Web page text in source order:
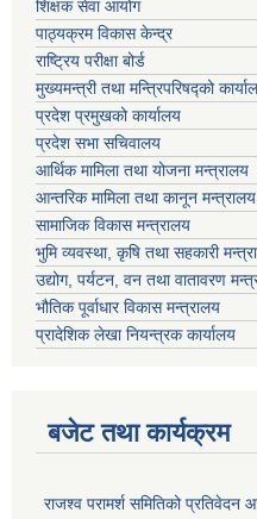
शिक्षक सेवा आयोग
पाठ्यक्रम विकास केन्द्र
राष्ट्रिय परीक्षा बोर्ड
मुख्यमन्त्री तथा मन्त्रिपरिषद्को
प्रदेश प्रमुखको कार्यालय
प्रदेश सभा सचिवालय
आर्थिक मामिला तथा योजना मन्त्रालय
आन्तरिक मामिला तथा कानून मन्त्रालय
सामाजिक विकास मन्त्रालय
भुमि व्यवस्था, कृषि तथा सहकारी
उद्योग, पर्यटन, वन तथा वातावरण
भौतिक पूर्वाधार विकास मन्त्रालय
प्रादेशिक लेखा नियन्त्रक कार्यालय
बजेट तथा कार्यक्रम
राजश्व परामर्श समितिको प्रतिवेदन